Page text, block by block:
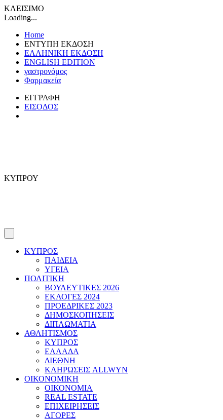
ΚΛΕΙΣΙΜΟ
Loading...
Home
ΕΝΤΥΠΗ ΕΚΔΟΣΗ
ΕΛΛΗΝΙΚΗ ΕΚΔΟΣΗ
ENGLISH EDITION
γαστρονόμος
Φαρμακεία
ΕΓΓΡΑΦΗ
ΕΙΣΟΔΟΣ
ΚΥΠΡΟΥ
ΚΥΠΡΟΣ
ΠΑΙΔΕΙΑ
ΥΓΕΙΑ
ΠΟΛΙΤΙΚΗ
ΒΟΥΛΕΥΤΙΚΕΣ 2026
ΕΚΛΟΓΕΣ 2024
ΠΡΟΕΔΡΙΚΕΣ 2023
ΔΗΜΟΣΚΟΠΗΣΕΙΣ
ΔΙΠΛΩΜΑΤΙΑ
ΑΘΛΗΤΙΣΜΟΣ
ΚΥΠΡΟΣ
ΕΛΛΑΔΑ
ΔΙΕΘΝΗ
ΚΛΗΡΩΣΕΙΣ ALLWYN
ΟΙΚΟΝΟΜΙΚΗ
ΟΙΚΟΝΟΜΙΑ
REAL ESTATE
ΕΠΙΧΕΙΡΗΣΕΙΣ
ΑΓΟΡΕΣ